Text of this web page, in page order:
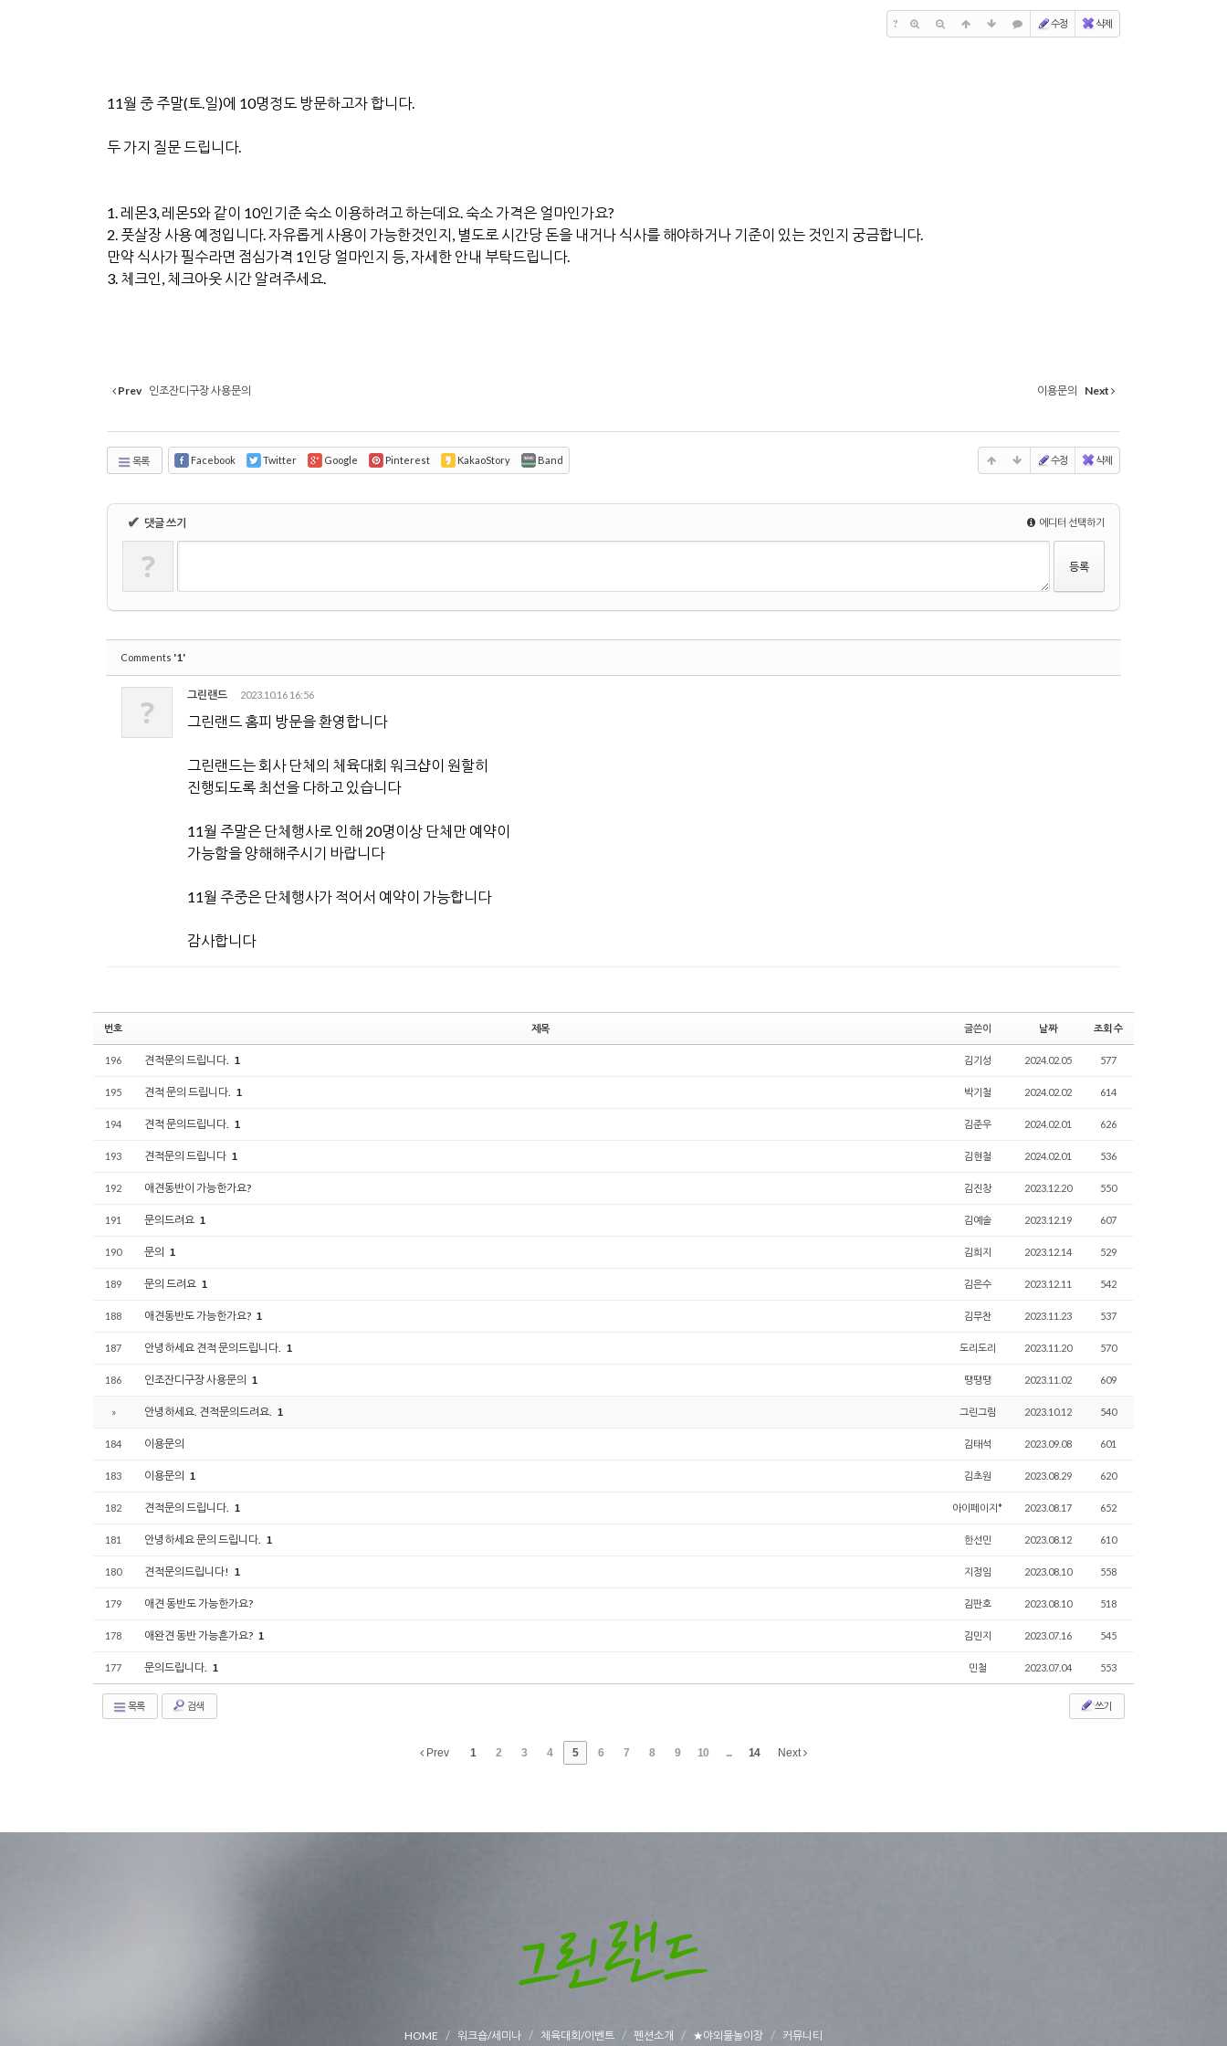
? 수정 삭제
11월 중 주말(토.일)에 10명정도 방문하고자 합니다.
두 가지 질문 드립니다.
1. 레몬3, 레몬5와 같이 10인기준 숙소 이용하려고 하는데요. 숙소 가격은 얼마인가요?
2. 풋살장 사용 예정입니다. 자유롭게 사용이 가능한것인지, 별도로 시간당 돈을 내거나 식사를 해야하거나 기준이 있는 것인지 궁금합니다.
만약 식사가 필수라면 점심가격 1인당 얼마인지 등, 자세한 안내 부탁드립니다.
3. 체크인, 체크아웃 시간 알려주세요.
Prev 인조잔디구장 사용문의 이용문의 Next
목록 Facebook Twitter Google Pinterest KakaoStory Band 수정 삭제
✔ 댓글 쓰기 에디터 선택하기
?
Comments '1'
? 그린랜드 2023.10.16 16:56
그린랜드 홈피 방문을 환영합니다
그린랜드는 회사 단체의 체육대회 워크샵이 원할히
진행되도록 최선을 다하고 있습니다
11월 주말은 단체행사로 인해 20명이상 단체만 예약이
가능함을 양해해주시기 바랍니다
11월 주중은 단체행사가 적어서 예약이 가능합니다
감사합니다
번호 제목 글쓴이 날짜 조회 수
196 견적문의 드립니다. 1 김기성 2024.02.05 577
195 견적 문의 드립니다. 1 박기철 2024.02.02 614
194 견적 문의드립니다. 1 김준우 2024.02.01 626
193 견적문의 드립니다 1 김현철 2024.02.01 536
192 애견동반이 가능한가요? 김진창 2023.12.20 550
191 문의드려요 1 김예솔 2023.12.19 607
190 문의 1 김희지 2023.12.14 529
189 문의 드려요 1 김은수 2023.12.11 542
188 애견동반도 가능한가요? 1 김무찬 2023.11.23 537
187 안녕하세요 견적 문의드립니다. 1 도리도리 2023.11.20 570
186 인조잔디구장 사용문의 1 땡땡땡 2023.11.02 609
» 안녕하세요. 견적문의드려요. 1 그린그림 2023.10.12 540
184 이용문의 김태석 2023.09.08 601
183 이용문의 1 김초원 2023.08.29 620
182 견적문의 드립니다. 1 아이페이지* 2023.08.17 652
181 안녕하세요 문의 드립니다. 1 한선민 2023.08.12 610
180 견적문의드립니다! 1 지정임 2023.08.10 558
179 애견 동반도 가능한가요? 김판호 2023.08.10 518
178 애완견 동반 가능흔가요? 1 김민지 2023.07.16 545
177 문의드립니다. 1 민철 2023.07.04 553
목록 검색 쓰기
Prev 1 2 3 4 5 6 7 8 9 10 ... 14 Next
HOME 워크숍/세미나 체육대회/이벤트 펜션소개 ★야외물놀이장 커뮤니티